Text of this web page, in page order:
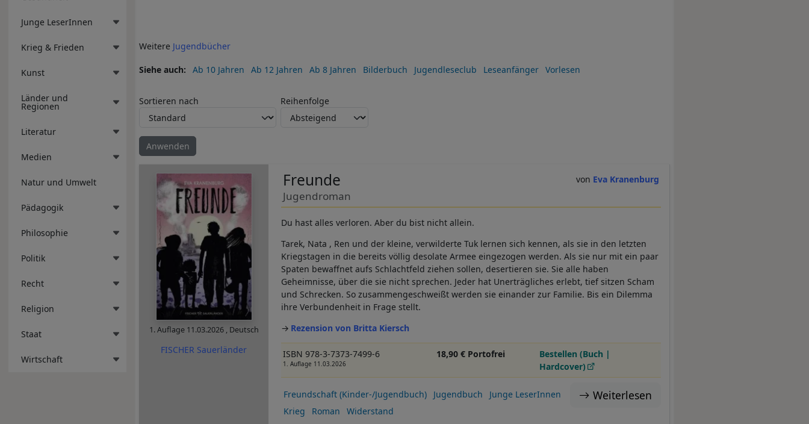
Junge LeserInnen
Krieg & Frieden
Kunst
Länder und
Regionen
Literatur
Medien
Natur und Umwelt
Pädagogik
Philosophie
Politik
Recht
Religion
Staat
Wirtschaft
Weitere Jugendbücher
Siehe auch Ab 10 Jahren Ab 12 Jahren Ab 8 Jahren Bilderbuch Jugendleseclub Leseanfänger Vorlesen
Sortieren nach Reihenfolge
1. Auflage 11.03.2026 , Deutsch
FISCHER Sauerländer
Eva Kranenburg
Freunde
Jugendroman
Du hast alles verloren. Aber du bist nicht allein.
Tarek, Nata , Ren und der kleine, verwilderte Tuk lernen sich kennen, als sie in den letzten
Kriegstagen in die bereits völlig desolate Armee eingezogen werden. Als sie nur mit ein paar
Spaten bewaffnet aufs Schlachtfeld ziehen sollen, desertieren sie. Sie alle haben
Geheimnisse, über die sie nicht sprechen. Jeder hat Unerträgliches erlebt, tief sitzen Scham
und Schrecken. So zusammengeschweißt werden sie einander zur Familie. Bis ein Dilemma
ihre Verbundenheit in Frage stellt.
Rezension von Britta Kiersch
ISBN 978-3-7373-7499-6
1. Auflage 11.03.2026
18,90 € Portofrei
Bestellen (Buch |
Hardcover)
Weiterlesen
Freundschaft (Kinder-/Jugendbuch) Jugendbuch
Junge LeserInnen
Krieg
Roman Widerstand